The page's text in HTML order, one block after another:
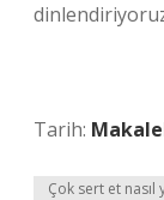
Tarih:
Çok sert et nasıl